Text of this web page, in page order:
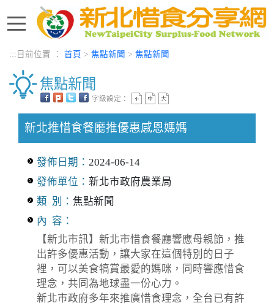
進入內容區塊
::: 目前位置 ： 首頁 > 焦點新聞 > 焦點新聞
焦點新聞
字級設定：
新北推惜食餐廳推優惠感恩媽媽
發佈日期： 2024-06-14
發佈單位： 新北市政府農業局
類 別： 焦點新聞
內 容：
【新北市訊】新北市惜食餐廳響應母親節，推
出許多優惠活動，讓大家在這個特別的日子
裡，可以美食犒賞最愛的媽咪，同時響應惜食
理念，共同為地球盡一份心力。
新北市政府多年來推廣惜食理念，全台已有許